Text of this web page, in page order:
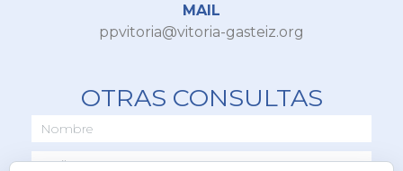
MAIL
ppvitoria@vitoria-gasteiz.org
OTRAS CONSULTAS